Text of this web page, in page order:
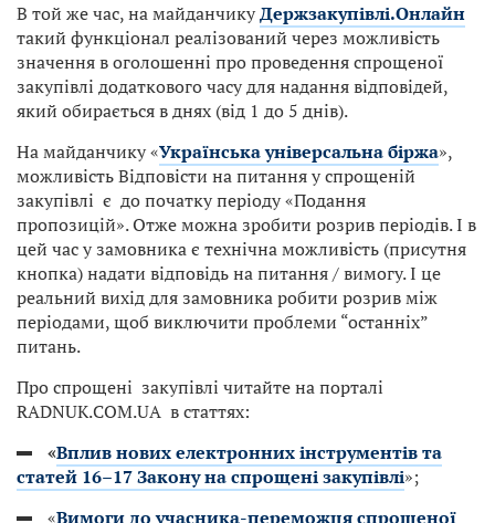
В той же час, на майданчикуДержзакупівлі.Онлайн
такий функціонал реалізований через можливість
значення в оголошенні про проведення спрощеної
закупівлі додаткового часу для надання відповідей,
який обирається в днях (від 1 до 5 днів).
На майданчику «Українська універсальна біржа»,
можливість Відповісти на питання у спрощеній
закупівлі є до початку періоду «Подання
пропозицій». Отже можна зробити розрив періодів. І в
цей час у замовника є технічна можливість (присутня
кнопка) надати відповідь на питання / вимогу. І це
реальний вихід для замовника робити розрив між
періодами, щоб виключити проблеми “останніх”
питань.
Про спрощені закупівлі читайте на порталі
RADNUK.COM.UA в статтях:
«Вплив нових електронних інструментів та
статей 16–17 Закону на спрощені закупівлі»;
«Вимоги до учасника-переможця спрощеної